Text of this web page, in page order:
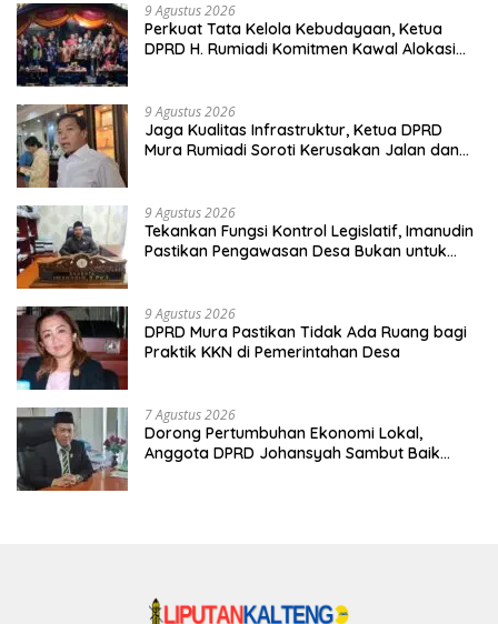
9 Agustus 2026
Perkuat Tata Kelola Kebudayaan, Ketua
DPRD H. Rumiadi Komitmen Kawal Alokasi
9 Agustus 2026
Jaga Kualitas Infrastruktur, Ketua DPRD
Mura Rumiadi Soroti Kerusakan Jalan dan
9 Agustus 2026
Tekankan Fungsi Kontrol Legislatif, Imanudin
Pastikan Pengawasan Desa Bukan untuk
9 Agustus 2026
DPRD Mura Pastikan Tidak Ada Ruang bagi
Praktik KKN di Pemerintahan Desa
7 Agustus 2026
Dorong Pertumbuhan Ekonomi Lokal,
Anggota DPRD Johansyah Sambut Baik